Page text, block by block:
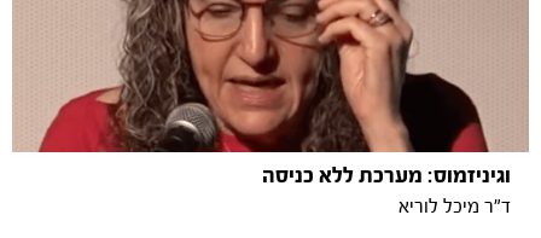
וגיניזמוס: מערכת ללא כניסה
ד"ר מיכל לוריא